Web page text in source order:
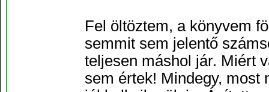
Fel öltöztem, a könyvem
semmit sem jelentő
teljesen máshol jár. Miért
sem értek! Mindegy, most